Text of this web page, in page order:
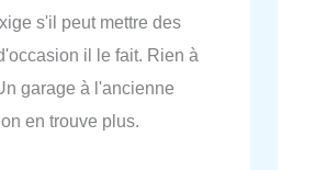
s'il peut mettre des
il le fait. Rien à
garage à l'ancienne
en trouve plus.